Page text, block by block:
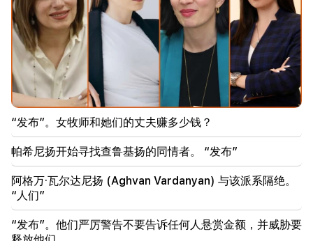
22:50
反对派的处境并不令人羡慕。在他们面前的是经验丰富
的煽动者（视频）
21:56
“重罪犯想要从医院买一个甜甜圈。” Gor Hakobyan
亲手为儿子制作甜甜圈（视频）
21:19
塔斯社：美国特使未来10天内可能访问基辅和莫斯科
20:57
影响者因政治广告将被罚款 5,000 美元
20:38
“发布”。女牧师和她们的丈夫赚多少钱？
帕希尼扬开始寻找查鲁基扬的同情者。 “发布”
阿格万·瓦尔达尼扬 (Aghvan Vardanyan) 与该派系隔绝。
“人们”
“发布”。他们严厉警告不要告诉任何人悬赏金额，并威胁要